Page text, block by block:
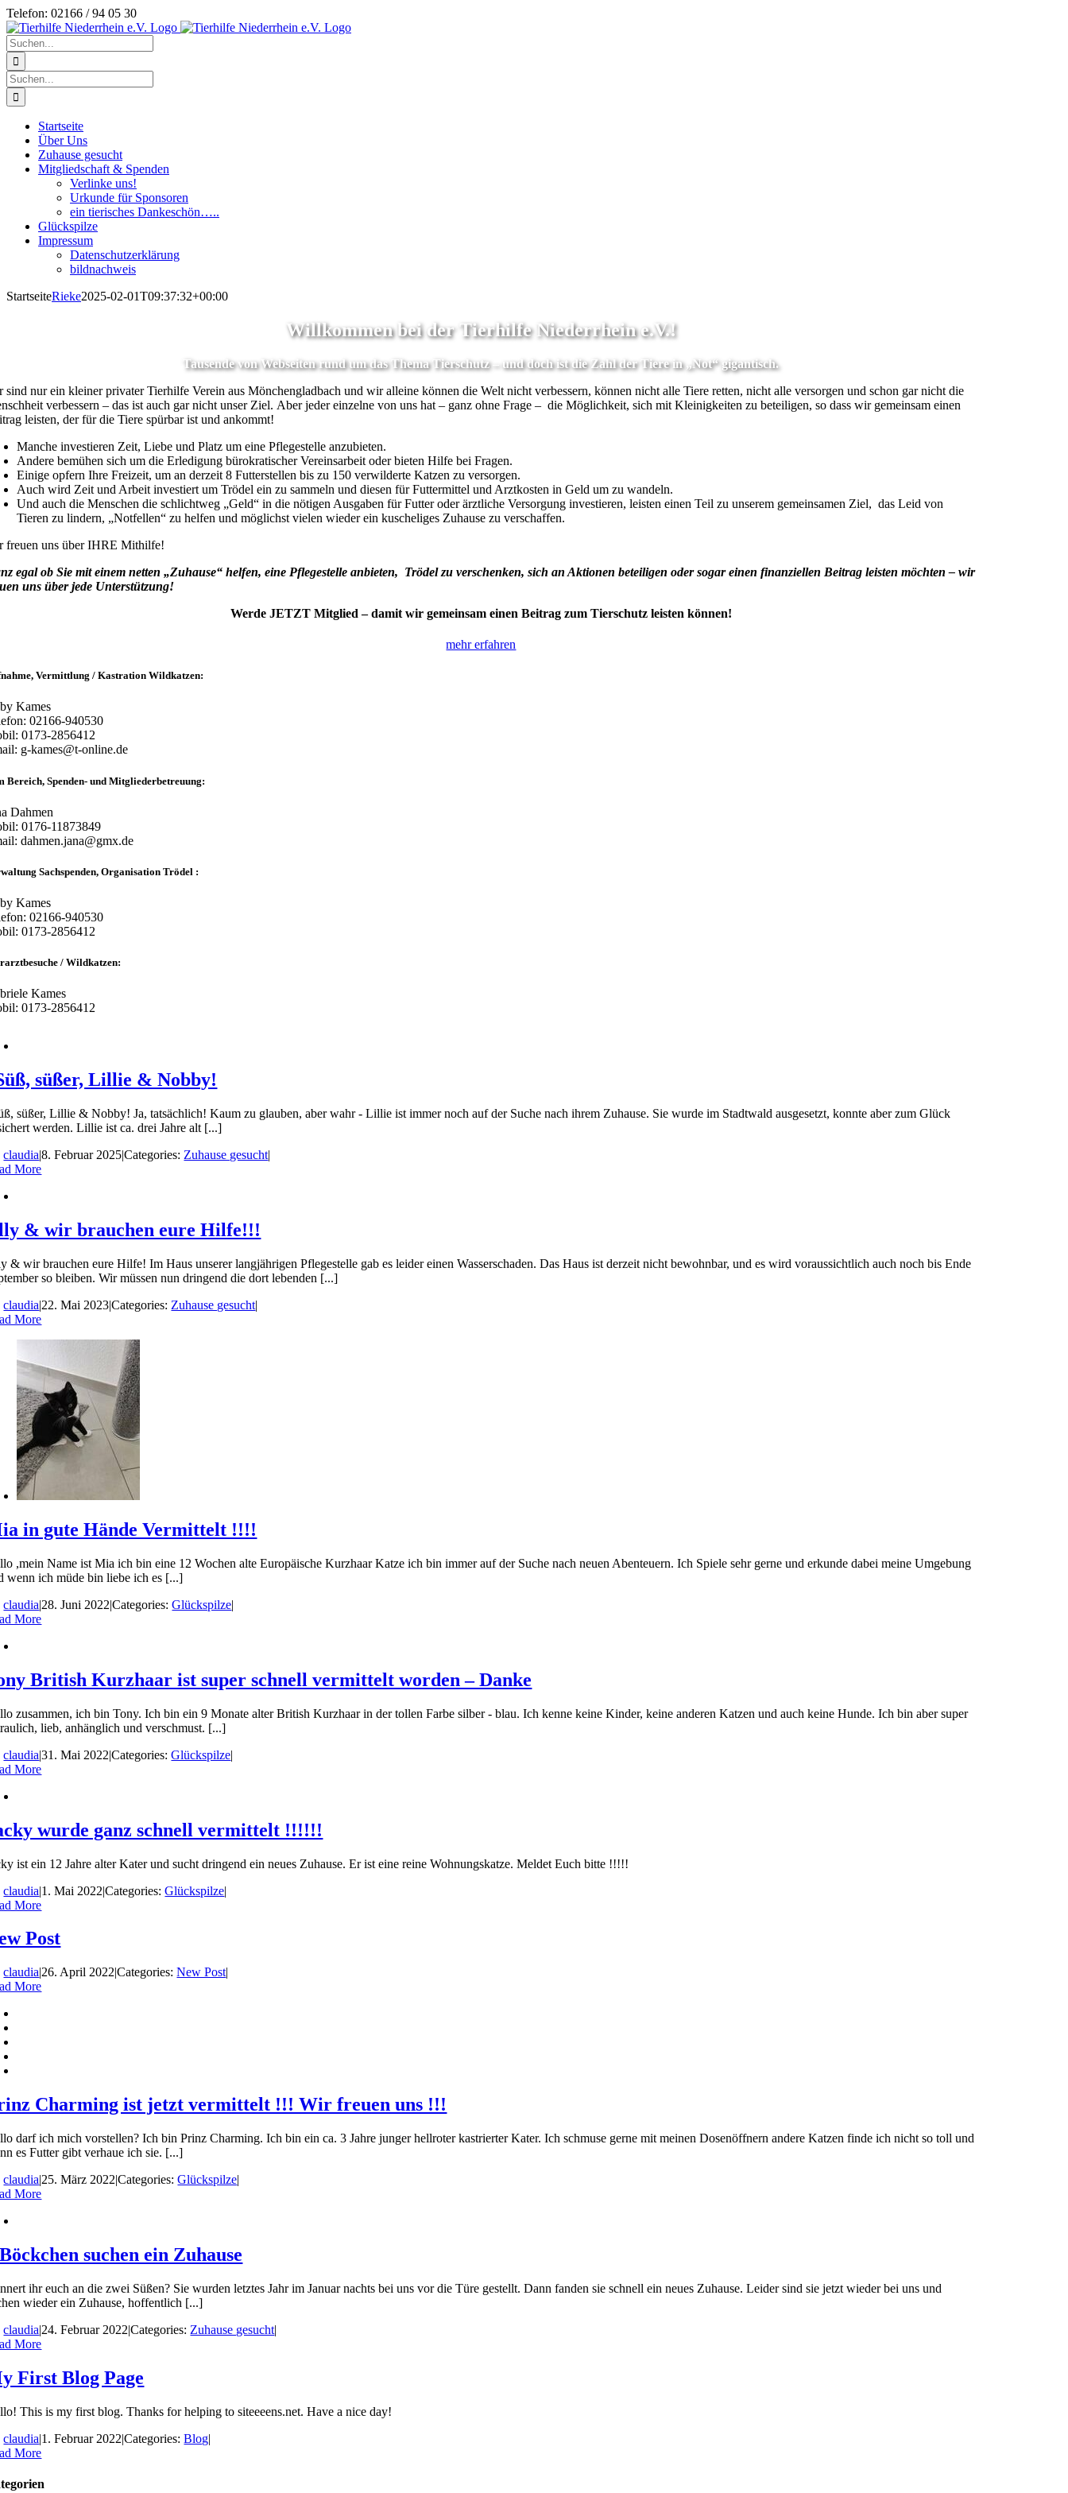
Zum
Inhalt
springen
Telefon: 02166 / 94 05 30
Suche
nach:
Suche
nach:
Startseite
Über Uns
Zuhause gesucht
Mitgliedschaft & Spenden
Verlinke uns!
Urkunde für Sponsoren
ein tierisches Dankeschön…..
Glückspilze
Impressum
Datenschutzerklärung
bildnachweis
StartseiteRieke2025-02-01T09:37:32+00:00
Willkommen bei der Tierhilfe Niederrhein e.V.!
Tausende von Webseiten rund um das Thema Tierschutz – und doch ist die Zahl der Tiere in „Not“ gigantisch.
sind nur ein kleiner privater Tierhilfe Verein aus Mönchengladbach und wir alleine können die Welt nicht verbessern, können nicht alle Tiere retten, nicht alle versorgen und schon gar nicht die
verbessern – das ist auch gar nicht unser Ziel. Aber jeder einzelne von uns hat – ganz ohne Frage – die Möglichkeit, sich mit Kleinigkeiten zu beteiligen, so dass wir gemeinsam einen
leisten, der für die Tiere spürbar ist und ankommt!
Manche investieren Zeit, Liebe und Platz um eine Pflegestelle anzubieten.
Andere bemühen sich um die Erledigung bürokratischer Vereinsarbeit oder bieten Hilfe bei Fragen.
Einige opfern Ihre Freizeit, um an derzeit 8 Futterstellen bis zu 150 verwilderte Katzen zu versorgen.
Auch wird Zeit und Arbeit investiert um Trödel ein zu sammeln und diesen für Futtermittel und Arztkosten in Geld um zu wandeln.
Und auch die Menschen die schlichtweg „Geld“ in die nötigen Ausgaben für Futter oder ärztliche Versorgung investieren, leisten einen Teil zu unserem gemeinsamen Ziel, das Leid von
Tieren zu lindern, „Notfellen“ zu helfen und möglichst vielen wieder ein kuscheliges Zuhause zu verschaffen.
freuen uns über IHRE Mithilfe!
egal ob Sie mit einem netten „Zuhause“ helfen, eine Pflegestelle anbieten, Trödel zu verschenken, sich an Aktionen beteiligen oder sogar einen finanziellen Beitrag leisten möchten – wir
uns über jede Unterstützung!
Werde JETZT Mitglied – damit wir gemeinsam einen Beitrag zum Tierschutz leisten können!
mehr erfahren
Vermittlung / Kastration Wildkatzen:
Kames
02166-940530
0173-2856412
g-kames@t-online.de
Bereich, Spenden- und Mitgliederbetreuung:
Dahmen
0176-11873849
dahmen.jana@gmx.de
Sachspenden, Organisation Trödel :
Kames
02166-940530
0173-2856412
/ Wildkatzen:
Kames
0173-2856412
süßer, Lillie & Nobby!
süßer, Lillie & Nobby! Ja, tatsächlich! Kaum zu glauben, aber wahr - Lillie ist immer noch auf der Suche nach ihrem Zuhause. Sie wurde im Stadtwald ausgesetzt, konnte aber zum Glück
werden. Lillie ist ca. drei Jahre alt [...]
claudia|8. Februar 2025|Categories: Zuhause gesucht|
More
& wir brauchen eure Hilfe!!!
& wir brauchen eure Hilfe! Im Haus unserer langjährigen Pflegestelle gab es leider einen Wasserschaden. Das Haus ist derzeit nicht bewohnbar, und es wird voraussichtlich auch noch bis Ende
so bleiben. Wir müssen nun dringend die dort lebenden [...]
claudia|22. Mai 2023|Categories: Zuhause gesucht|
More
in gute Hände Vermittelt !!!!
,mein Name ist Mia ich bin eine 12 Wochen alte Europäische Kurzhaar Katze ich bin immer auf der Suche nach neuen Abenteuern. Ich Spiele sehr gerne und erkunde dabei meine Umgebung
wenn ich müde bin liebe ich es [...]
claudia|28. Juni 2022|Categories:Glückspilze|
More
British Kurzhaar ist super schnell vermittelt worden – Danke
zusammen, ich bin Tony. Ich bin ein 9 Monate alter British Kurzhaar in der tollen Farbe silber - blau. Ich kenne keine Kinder, keine anderen Katzen und auch keine Hunde. Ich bin aber super
lieb, anhänglich und verschmust. [...]
claudia|31. Mai 2022|Categories:Glückspilze|
More
wurde ganz schnell vermittelt !!!!!!
ist ein 12 Jahre alter Kater und sucht dringend ein neues Zuhause. Er ist eine reine Wohnungskatze. Meldet Euch bitte !!!!!
claudia|1. Mai 2022|Categories:Glückspilze|
More
Post
claudia|26. April 2022|Categories:New Post|
More
Charming ist jetzt vermittelt !!! Wir freuen uns !!!
darf ich mich vorstellen? Ich bin Prinz Charming. Ich bin ein ca. 3 Jahre junger hellroter kastrierter Kater. Ich schmuse gerne mit meinen Dosenöffnern andere Katzen finde ich nicht so toll und
es Futter gibt verhaue ich sie. [...]
claudia|25. März 2022|Categories:Glückspilze|
More
suchen ein Zuhause
ihr euch an die zwei Süßen? Sie wurden letztes Jahr im Januar nachts bei uns vor die Türe gestellt. Dann fanden sie schnell ein neues Zuhause. Leider sind sie jetzt wieder bei uns und
wieder ein Zuhause, hoffentlich [...]
claudia|24. Februar 2022|Categories: Zuhause gesucht|
More
First Blog Page
This is my first blog. Thanks for helping to siteeeens.net. Have a nice day!
claudia|1. Februar 2022|Categories:Blog|
More